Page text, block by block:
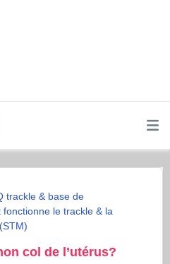
trackle & base de
fonctionne le trackle & la
col de l’utérus?